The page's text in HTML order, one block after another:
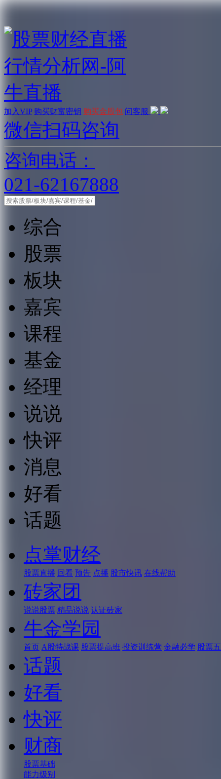
加入VIP 购买财富密钥 购买金股包 问客服
微信扫码咨询
咨询电话：
021-62167888
综合
股票
板块
嘉宾
课程
基金
经理
说说
快评
消息
好看
话题
点掌财经
股票直播 回看 预告 点播 股市快讯 在线帮助
砖家团
说说股票 精品说说 认证砖家
牛金学园
首页 A股特战课 股票提高班 投资训练营 金融必学 股票
话题
好看
快评
财商
股票基础
能力级别